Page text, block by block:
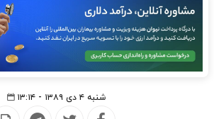
شنبه ۴ دی ۱۳۸۹ - ۱۳:۱۴